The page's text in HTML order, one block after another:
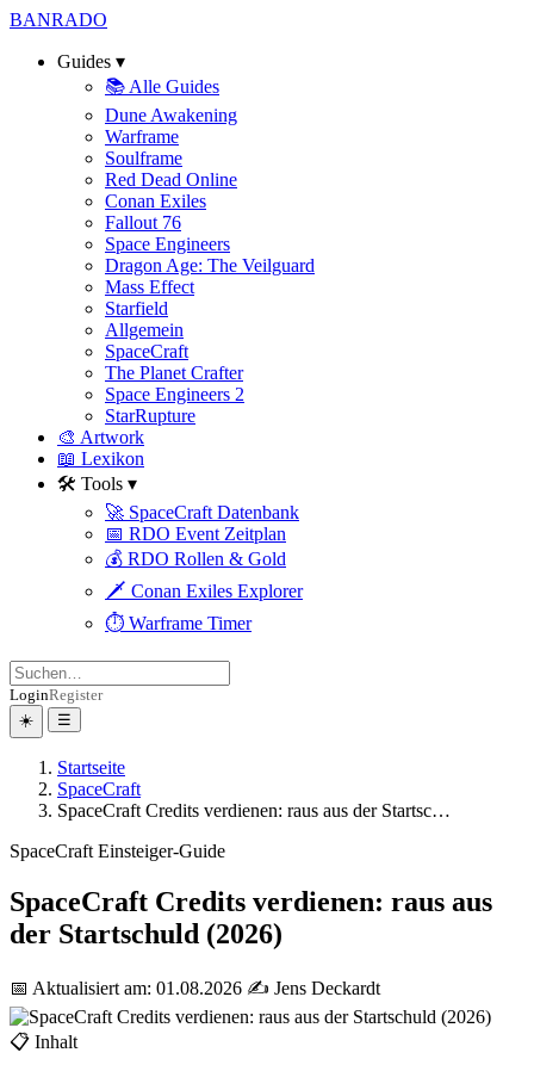
BANRADO
Guides ▾
📚 Alle Guides
Dune Awakening
Warframe
Soulframe
Red Dead Online
Conan Exiles
Fallout 76
Space Engineers
Dragon Age: The Veilguard
Mass Effect
Starfield
Allgemein
SpaceCraft
The Planet Crafter
Space Engineers 2
StarRupture
🎨 Artwork
📖 Lexikon
🛠️ Tools ▾
🚀 SpaceCraft Datenbank
📅 RDO Event Zeitplan
💰 RDO Rollen & Gold
🗡️ Conan Exiles Explorer
⏱️ Warframe Timer
LoginRegister
☀️
☰
Startseite
SpaceCraft
SpaceCraft Credits verdienen: raus aus der Startsc…
SpaceCraft Einsteiger-Guide
SpaceCraft Credits verdienen: raus aus
der Startschuld (2026)
📅 Aktualisiert am: 01.08.2026 ✍️ Jens Deckardt
📋 Inhalt